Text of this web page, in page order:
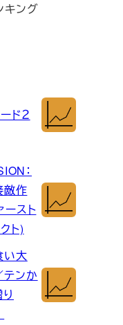
キング
ド２
：
敵作
ースト
ト)
い大
ンか